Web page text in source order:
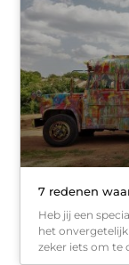
7 redenen
Heb jij een
het
zeker iets om te